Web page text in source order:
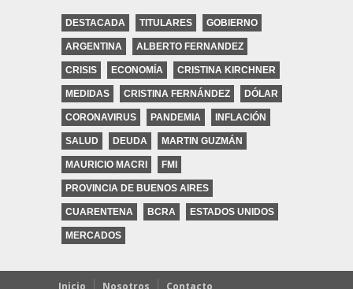
DESTACADA TITULARES GOBIERNO
ARGENTINA ALBERTO FERNANDEZ
CRISIS ECONOMÍA CRISTINA KIRCHNER
MEDIDAS CRISTINA FERNÁNDEZ DÓLAR
CORONAVIRUS PANDEMIA INFLACIÓN
SALUD DEUDA MARTIN GUZMÁN
MAURICIO MACRI FMI
PROVINCIA DE BUENOS AIRES
CUARENTENA BCRA ESTADOS UNIDOS
MERCADOS
Inicio Nosotros Contacto